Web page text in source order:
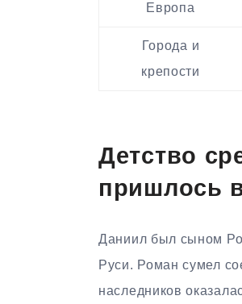
Европа
Города и
крепости
Детство
пришлось
Даниил был сыном
Руси. Роман сумел
наследников